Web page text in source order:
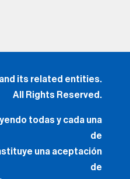
de
una aceptación
Política de Privacidad.
de Privacidad